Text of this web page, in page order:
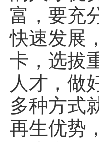
富，要充
快速发展
卡，选拔
人才，做
多种方式
再生优势